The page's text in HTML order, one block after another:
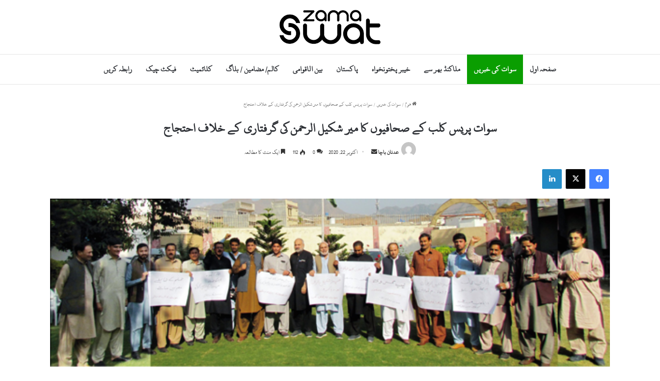
صفحہ اول سوات کی خبریں ملاکنڈ بھر سے خیبر پختونخواہ پاکستان بین الاقوامی کالم/ مضامین / بلاگ کلائمیٹ فیکٹ چیک رابطہ کریں
ھوم/سوات کی خبریں/سوات پریس کلب کے صحافیوں کا میر شکیل الرحمن کی گرفتاری کے خلاف احتجاج
سوات پریس کلب کے صحافیوں کا میر شکیل الرحمن کی گرفتاری کے خلاف احتجاج
عدنان باچا
Send اکتوبر 22, 2020 0
112 ایک منٹ کا مطالعہ
Facebook
X
LinkedIn